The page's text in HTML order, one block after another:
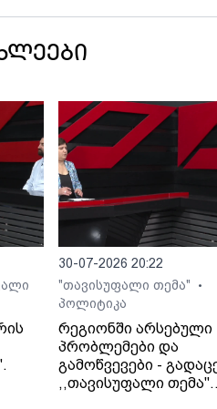
30-07-2026 20:22
"თავისუფალი თემა"
•
პოლიტიკა
რეგიონში არსებული
პრობლემები და
გამოწვევები -
,,თავისუფალი თემა".